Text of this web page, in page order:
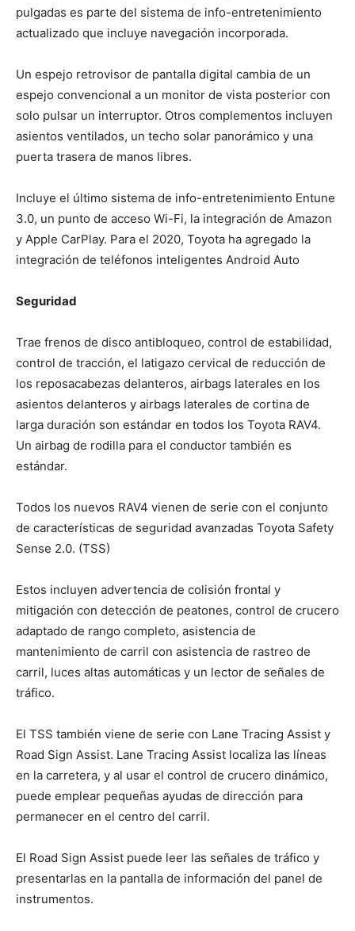
pulgadas es parte del sistema de info-entretenimiento
actualizado que incluye navegación incorporada.
Un espejo retrovisor de pantalla digital cambia de un
espejo convencional a un monitor de vista posterior con
solo pulsar un interruptor. Otros complementos incluyen
asientos ventilados, un techo solar panorámico y una
puerta trasera de manos libres.
Incluye el último sistema de info-entretenimiento Entune
3.0, un punto de acceso Wi-Fi, la integración de Amazon
y Apple CarPlay. Para el 2020, Toyota ha agregado la
integración de teléfonos inteligentes Android Auto
Seguridad
Trae frenos de disco antibloqueo, control de estabilidad,
control de tracción, el latigazo cervical de reducción de
los reposacabezas delanteros, airbags laterales en los
asientos delanteros y airbags laterales de cortina de
larga duración son estándar en todos los Toyota RAV4.
Un airbag de rodilla para el conductor también es
estándar.
Todos los nuevos RAV4 vienen de serie con el conjunto
de características de seguridad avanzadas Toyota Safety
Sense 2.0. (TSS)
Estos incluyen advertencia de colisión frontal y
mitigación con detección de peatones, control de crucero
adaptado de rango completo, asistencia de
mantenimiento de carril con asistencia de rastreo de
carril, luces altas automáticas y un lector de señales de
tráfico.
El TSS también viene de serie con Lane Tracing Assist y
Road Sign Assist. Lane Tracing Assist localiza las líneas
en la carretera, y al usar el control de crucero dinámico,
puede emplear pequeñas ayudas de dirección para
permanecer en el centro del carril.
El Road Sign Assist puede leer las señales de tráfico y
presentarlas en la pantalla de información del panel de
instrumentos.